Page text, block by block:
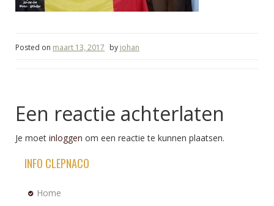
Posted on maart 13, 2017 by johan
Een reactie achterlaten
Je moet inloggen om een reactie te kunnen plaatsen.
INFO CLEPNACO
Home